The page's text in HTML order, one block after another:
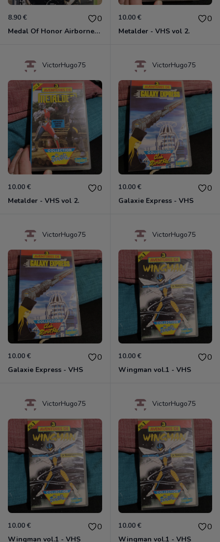
8.90 € 0
Medal Of Honor Airborne Xbox 360
10.00 € 0
Metalder - VHS vol 2.
VictorHugo75
10.00 € 0
Metalder - VHS vol 2.
VictorHugo75
10.00 € 0
Galaxie Express - VHS
VictorHugo75
10.00 € 0
Galaxie Express - VHS
VictorHugo75
10.00 € 0
Wingman vol.1 - VHS
VictorHugo75
10.00 € 0
Wingman vol.1 - VHS
VictorHugo75
10.00 € 0
Wingman vol.1 - VHS